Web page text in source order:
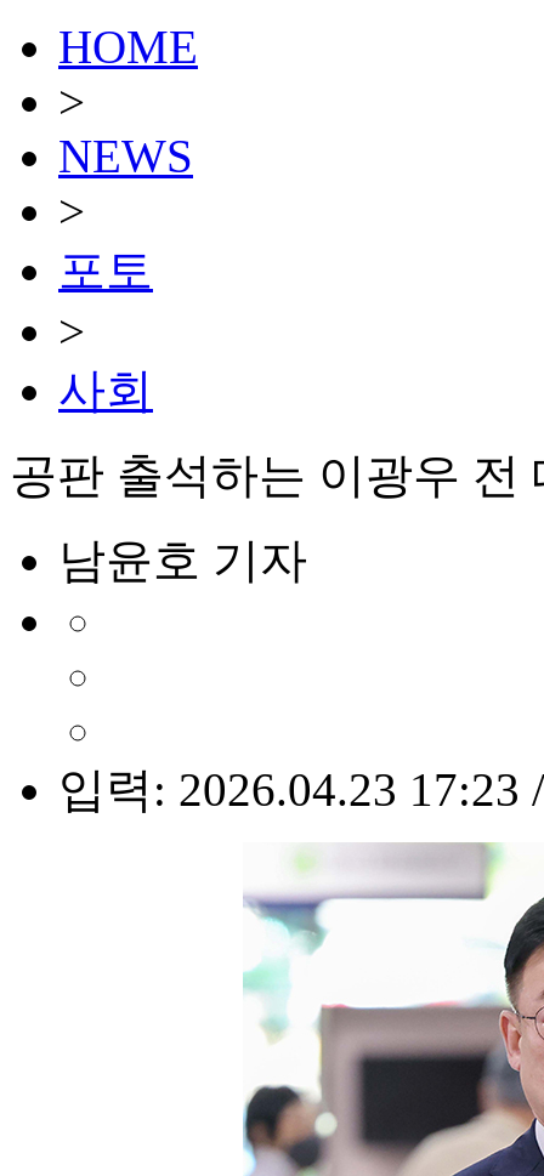
HOME
>
NEWS
>
포토
>
사회
공판 출석하는 이광우
남윤호 기자
입력: 2026.04.23 17:23